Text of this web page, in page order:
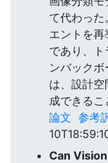
て代わっ
エントを
であり、
ンバック
は、設計
成できるこ
論文 参考
Can